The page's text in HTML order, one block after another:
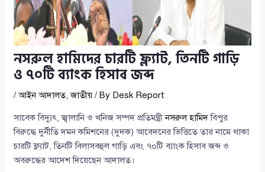
নসরুল হামিদের চারটি ফ্ল্যাট, তিনটি গাড়ি
ও ৭০টি ব্যাংক হিসাব জব্দ
/আইন আদালত,জাতীয় / By Desk Report
সাবেক বিদ্যুৎ, জ্বালানি ও খনিজ সম্পদ প্রতিমন্ত্রীনসরুল হামিদবিপুর
বিরুদ্ধে দুর্নীতি দমন কমিশনের (দুদক) আবেদনের ভিত্তিতে তার নামে থাকা
চারটি ফ্ল্যাট, তিনটি বিলাসবহুল গাড়ি এবং ৭০টি ব্যাংক হিসাব জব্দ ও
অবরুদ্ধের আদেশ দিয়েছেন আদালত।